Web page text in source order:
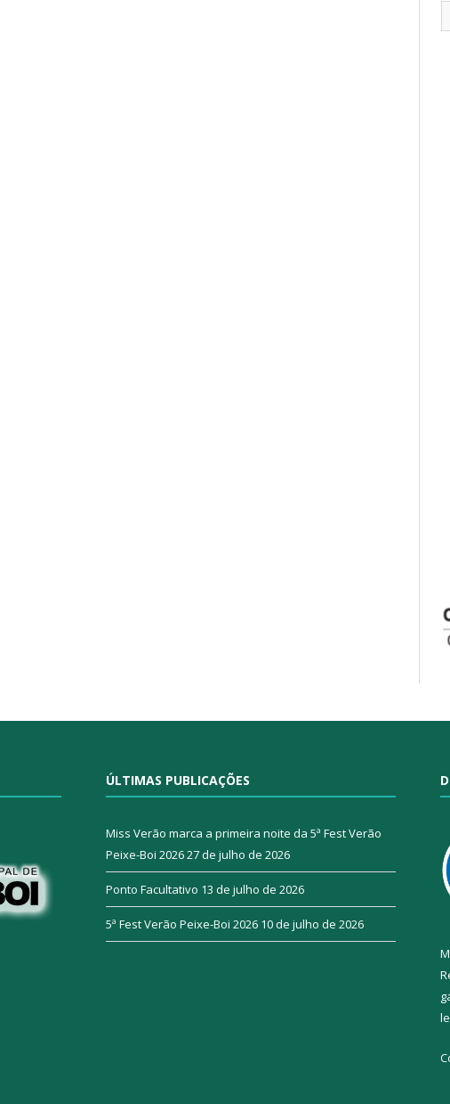
ÚLTIMAS PUBLICAÇÕES
Miss Verão marca a primeira noite da 5ª Fest Verão
Peixe-Boi 202627 de julho de 2026
Ponto Facultativo 13 de julho de 2026
5ª Fest Verão Peixe-Boi 2026 10 de julho de 2026